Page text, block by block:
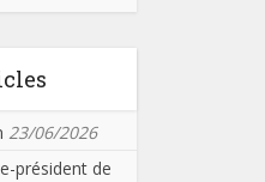
23/06/2026
président de